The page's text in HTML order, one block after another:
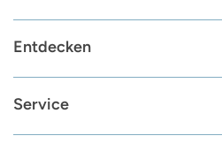
Entdecken
Service